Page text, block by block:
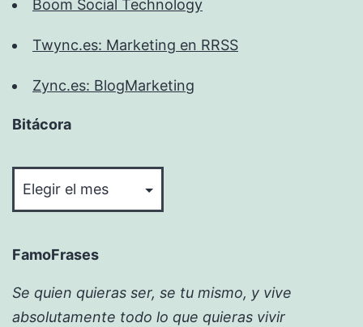
Boom Social Technology
Twync.es: Marketing en RRSS
Zync.es: BlogMarketing
Bitácora
FamoFrases
Se quien quieras ser, se tu mismo, y vive
absolutamente todo lo que quieras vivir